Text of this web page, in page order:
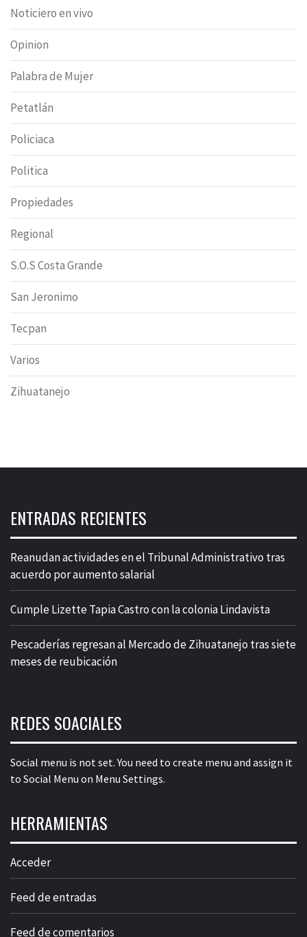
Noticiero en vivo
Opinion
Palabra de Mujer
Petatlán
Policiaca
Politica
Propiedades
Regional
S.O.S Costa Grande
San Jeronimo
Tecpan
Varios
Zihuatanejo
ENTRADAS RECIENTES
Reanudan actividades en el Tribunal Administrativo tras
acuerdo por aumento salarial
Cumple Lizette Tapia Castro con la colonia Lindavista
Pescaderías regresan al Mercado de Zihuatanejo tras siete
meses de reubicación
REDES SOACIALES
Social menu is not set. You need to create menu and assign it
to Social Menu on Menu Settings.
HERRAMIENTAS
Acceder
Feed de entradas
Feed de comentarios